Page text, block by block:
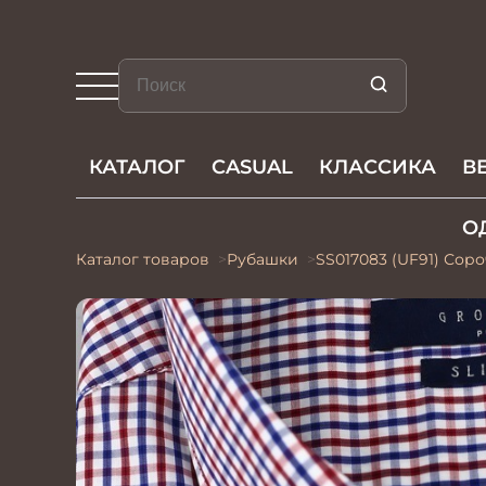
КАТАЛОГ CASUAL КЛАССИКА
Каталог товаров Рубашки SS017083 (UF91)